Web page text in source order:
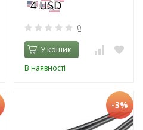
0
У кошик
В наявності
-3%